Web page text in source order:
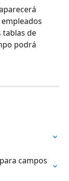
tablas de
podrá
campos